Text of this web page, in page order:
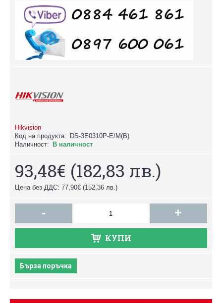
Hikvision
Код на продукта:
DS-3E0310P-E/M(B)
Наличност:
В наличност
93,48€ (182,83 лв.)
Цена без ДДС: 77,90€ (152,36 лв.)
- +
КУПИ
Бърза поръчка